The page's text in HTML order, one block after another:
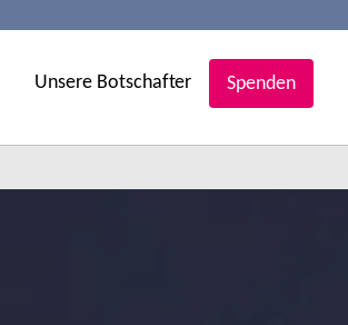
Unsere Botschafter Spenden